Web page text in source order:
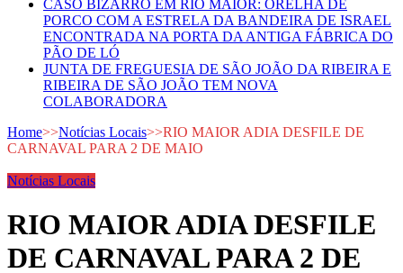
CASO BIZARRO EM RIO MAIOR: ORELHA DE
PORCO COM A ESTRELA DA BANDEIRA DE ISRAEL
ENCONTRADA NA PORTA DA ANTIGA FÁBRICA DO
PÃO DE LÓ
JUNTA DE FREGUESIA DE SÃO JOÃO DA RIBEIRA E
RIBEIRA DE SÃO JOÃO TEM NOVA
COLABORADORA
Home>>Notícias Locais>>RIO MAIOR ADIA DESFILE DE
CARNAVAL PARA 2 DE MAIO
Notícias Locais
RIO MAIOR ADIA DESFILE
DE CARNAVAL PARA 2 DE